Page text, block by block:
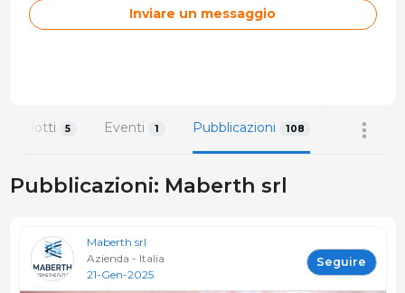
Inviare un messaggio
Prodotti 5 Eventi 1 Pubblicazioni 108
Pubblicazioni: Maberth srl
Maberth srl
Azienda - Italia
21-Gen-2025
Seguire